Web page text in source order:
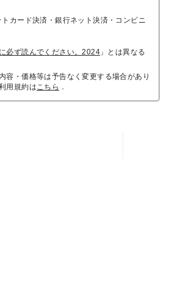
カード決済・銀行ネット決済・コンビニ
必ず読んでください。2024 」とは異なる
・価格等は予告なく変更する場合があり
用規約はこちら ．